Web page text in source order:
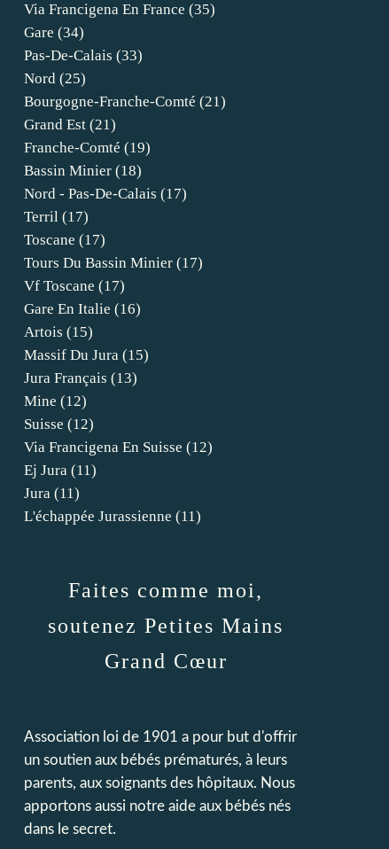
Via Francigena En France (35)
Gare (34)
Pas-De-Calais (33)
Nord (25)
Bourgogne-Franche-Comté (21)
Grand Est (21)
Franche-Comté (19)
Bassin Minier (18)
Nord - Pas-De-Calais (17)
Terril (17)
Toscane (17)
Tours Du Bassin Minier (17)
Vf Toscane (17)
Gare En Italie (16)
Artois (15)
Massif Du Jura (15)
Jura Français (13)
Mine (12)
Suisse (12)
Via Francigena En Suisse (12)
Ej Jura (11)
Jura (11)
L'échappée Jurassienne (11)
Faites comme moi,
soutenez Petites Mains
Grand Cœur
Association loi de 1901 a pour but d'offrir
un soutien aux bébés prématurés, à leurs
parents, aux soignants des hôpitaux. Nous
apportons aussi notre aide aux bébés nés
dans le secret.